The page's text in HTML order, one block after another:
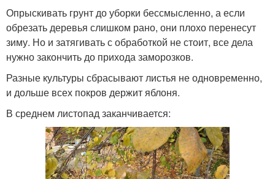
Опрыскивать грунт до уборки бессмысленно, а если
обрезать деревья слишком рано, они плохо перенесут
зиму. Но и затягивать с обработкой не стоит, все дела
нужно закончить до прихода заморозков.
Разные культуры сбрасывают листья не одновременно,
и дольше всех покров держит яблоня.
В среднем листопад заканчивается: